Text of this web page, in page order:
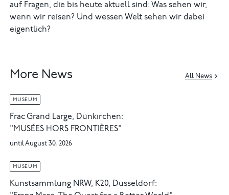
auf Fragen, die bis heute aktuell sind: Was sehen wir,
wenn wir reisen? Und wessen Welt sehen wir dabei
eigentlich?
More News All News
MUSEUM
Frac Grand Large, Dünkirchen:
"MUSÉES HORS FRONTIÈRES"
until August 30, 2026
MUSEUM
Kunstsammlung NRW, K20, Düsseldorf: